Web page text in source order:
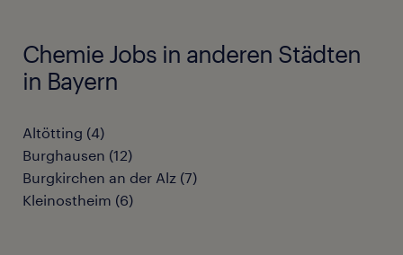
Chemie Jobs in anderen Städten
in Bayern
Altötting (4)
Burghausen (12)
Burgkirchen an der Alz (7)
Kleinostheim (6)